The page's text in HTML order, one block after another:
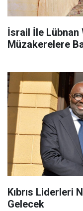
İsrail İle Lübnan
Müzakerelere
Kıbrıs Liderleri
Gelecek